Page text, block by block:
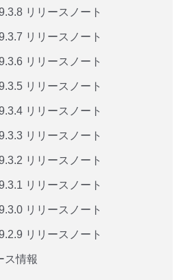
リリースノート
リリースノート
リリースノート
リリースノート
リリースノート
リリースノート
リリースノート
リリースノート
リリースノート
リリースノート
ス情報